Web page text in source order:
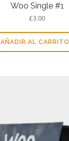
Woo Single #1
£3.00
AÑADIR AL CARRITO